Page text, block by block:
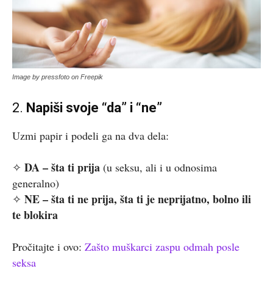
Image by pressfoto on Freepik
2. Napiši svoje “da” i “ne”
Uzmi papir i podeli ga na dva dela:
✧ DA – šta ti prija (u seksu, ali i u odnosima
generalno)
✧ NE – šta ti ne prija, šta ti je neprijatno, bolno ili
te blokira
Pročitajte i ovo: Zašto muškarci zaspu odmah posle
seksa